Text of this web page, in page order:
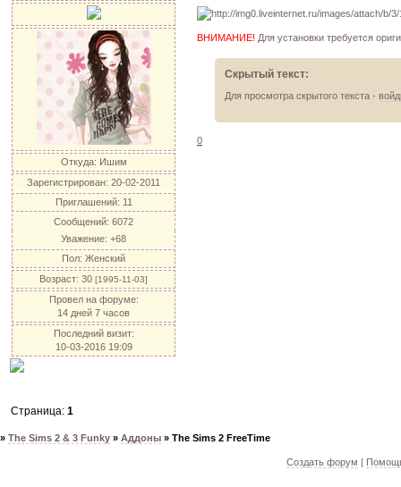
Откуда: Ишим
Зарегистрирован: 20-02-2011
Приглашений: 11
Сообщений: 6072
Уважение: +68
Пол: Женский
Возраст: 30 [1995-11-03]
Провел на форуме:
14 дней 7 часов
Последний визит:
10-03-2016 19:09
ВНИМАНИЕ! Для установки требуется
Скрытый текст:
Для просмотра скрытого текста -
0
Страница:1
» The Sims 2 & 3 Funky » Аддоны » The Sims 2 FreeTime
Создать форум |